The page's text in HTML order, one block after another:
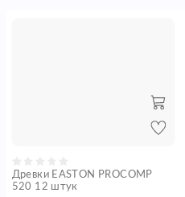
Древки EASTON PROCOMP
520 12 штук